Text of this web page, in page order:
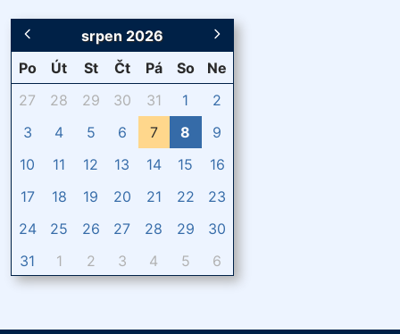
srpen 2026
Po
Út St Čt Pá So
Ne
27
28 29 30 31 1
2
3
4 5 6 7 8
9
10
11 12 13 14 15
16
17
18 19 20 21 22
23
24
25 26 27 28 29
30
31
1 2 3 4 5 6